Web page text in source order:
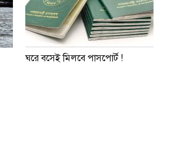
ঘরে বসেই মিলবে পাসপোর্ট !